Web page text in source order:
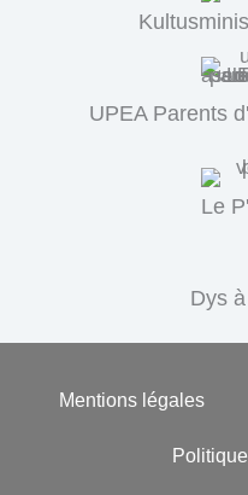
UPEA Parents
Le
Dys
Mentions légales